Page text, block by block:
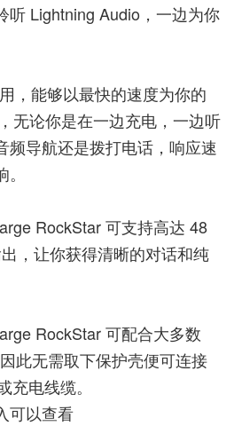
听 Lightning Audio，一边为你
，能够以最快的速度为你的
无论你是在一边充电，一边听
频导航还是拨打电话，响应速
RockStar 可支持高达 48
，让你获得清晰的对话和纯
RockStar 可配合大多数
此无需取下保护壳便可连接
电线缆。
可以查看